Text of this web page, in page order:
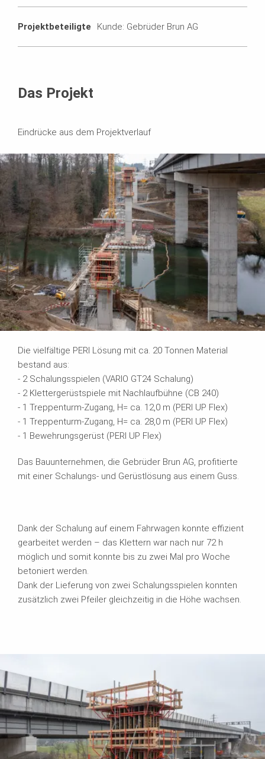
Projektbeteiligte Kunde: Gebrüder Brun AG
Das Projekt
Eindrücke aus dem Projektverlauf
Die vielfältige PERI Lösung mit ca. 20 Tonnen Material
bestand aus:
- 2 Schalungsspielen (VARIO GT24 Schalung)
- 2 Klettergerüstspiele mit Nachlaufbühne (CB 240)
- 1 Treppenturm-Zugang, H= ca. 12,0 m (PERI UP Flex)
- 1 Treppenturm-Zugang, H= ca. 28,0 m (PERI UP Flex)
- 1 Bewehrungsgerüst (PERI UP Flex)
Das Bauunternehmen, die Gebrüder Brun AG, profitierte
mit einer Schalungs- und Gerüstlösung aus einem Guss.
Dank der Schalung auf einem Fahrwagen konnte effizient
gearbeitet werden – das Klettern war nach nur 72 h
möglich und somit konnte bis zu zwei Mal pro Woche
betoniert werden.
Dank der Lieferung von zwei Schalungsspielen konnten
zusätzlich zwei Pfeiler gleichzeitig in die Höhe wachsen.